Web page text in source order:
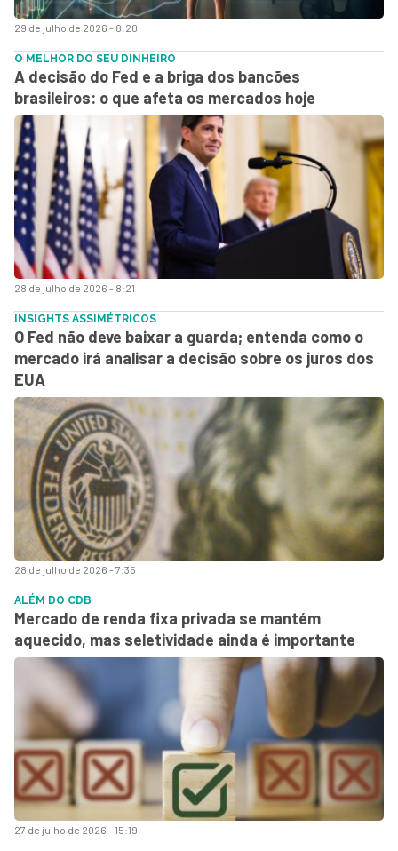
29 de julho de 2026 - 8:20
28 de julho de 2026 - 8:21
O MELHOR DO SEU DINHEIRO
A decisão do Fed e a briga dos bancões
brasileiros: o que afeta os mercados hoje
28 de julho de 2026 - 7:35
INSIGHTS ASSIMÉTRICOS
O Fed não deve baixar a guarda; entenda como o
mercado irá analisar a decisão sobre os juros dos
EUA
27 de julho de 2026 - 15:19
ALÉM DO CDB
Mercado de renda fixa privada se mantém
aquecido, mas seletividade ainda é importante